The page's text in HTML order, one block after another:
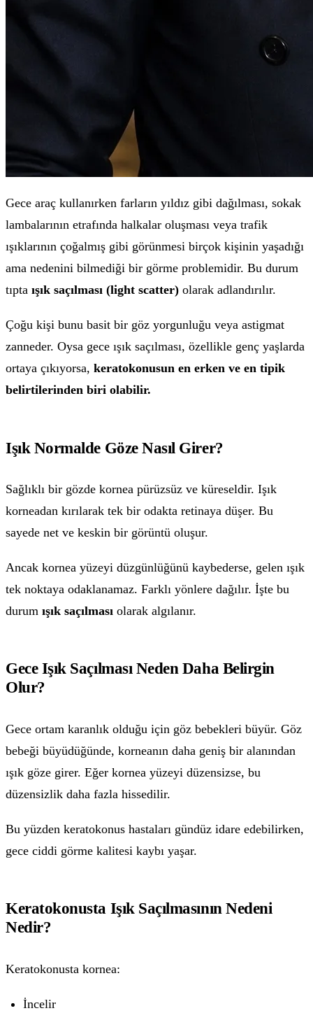
Gece araç kullanırken farların yıldız gibi dağılması, sokak
lambalarının etrafında halkalar oluşması veya trafik
ışıklarının çoğalmış gibi görünmesi birçok kişinin yaşadığı
ama nedenini bilmediği bir görme problemidir. Bu durum
tıpta ışık saçılması (light scatter) olarak adlandırılır.
Çoğu kişi bunu basit bir göz yorgunluğu veya astigmat
zanneder. Oysa gece ışık saçılması, özellikle genç yaşlarda
ortaya çıkıyorsa, keratokonusun en erken ve en tipik
belirtilerinden biri olabilir.
Işık Normalde Göze Nasıl Girer?
Sağlıklı bir gözde kornea pürüzsüz ve küreseldir. Işık
korneadan kırılarak tek bir odakta retinaya düşer. Bu
sayede net ve keskin bir görüntü oluşur.
Ancak kornea yüzeyi düzgünlüğünü kaybederse, gelen ışık
tek noktaya odaklanamaz. Farklı yönlere dağılır. İşte bu
durum ışık saçılması olarak algılanır.
Gece Işık Saçılması Neden Daha Belirgin
Olur?
Gece ortam karanlık olduğu için göz bebekleri büyür. Göz
bebeği büyüdüğünde, korneanın daha geniş bir alanından
ışık göze girer. Eğer kornea yüzeyi düzensizse, bu
düzensizlik daha fazla hissedilir.
Bu yüzden keratokonus hastaları gündüz idare edebilirken,
gece ciddi görme kalitesi kaybı yaşar.
Keratokonusta Işık Saçılmasının Nedeni
Nedir?
Keratokonusta kornea:
İncelir